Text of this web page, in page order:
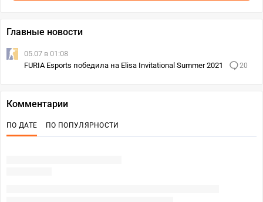
Главные новости
05.07 в 01:08
FURIA Esports победила на Elisa Invitational Summer 2021
20
Комментарии
ПО ДАТЕ ПО ПОПУЛЯРНОСТИ